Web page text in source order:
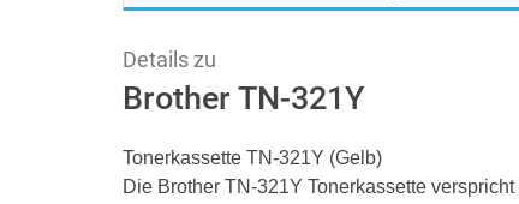
Details zu
Brother TN-321Y
Tonerkassette TN-321Y (Gelb)
Die Brother TN-321Y Tonerkassette